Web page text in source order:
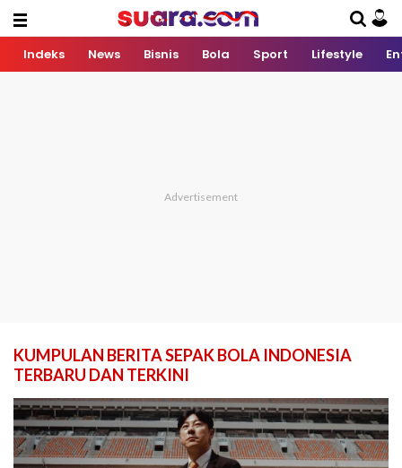
Indeks News Bisnis Bola Sport Lifestyle
KUMPULAN BERITA SEPAK BOLA INDONESIA
TERBARU DAN TERKINI